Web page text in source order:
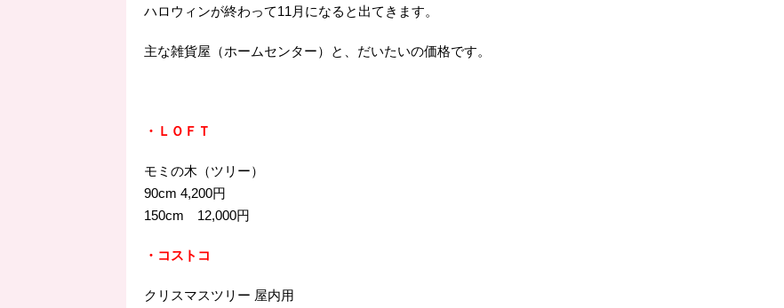
ハロウィンが終わって11月になると出てきます。
主な雑貨屋（ホームセンター）と、だいたいの価格です。
・ＬＯＦＴ
モミの木（ツリー）
90cm 4,200円
150cm 12,000円
・コストコ
クリスマスツリー 屋内用